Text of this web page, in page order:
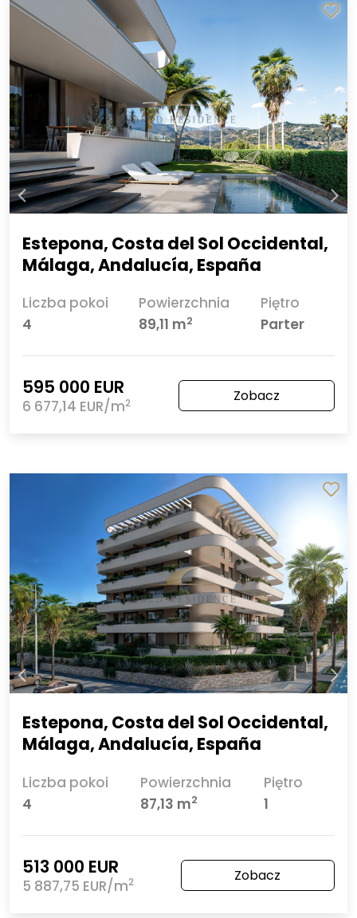
Estepona, Costa del Sol Occidental,
Málaga, Andalucía, España
Liczba pokoi
4
Powierzchnia
89,11 m2
Piętro
Parter
595 000 EUR
6 677,14 EUR/m2 Zobacz
Estepona, Costa del Sol Occidental,
Málaga, Andalucía, España
Liczba pokoi
4
Powierzchnia
87,13 m2
Piętro
1
513 000 EUR
5 887,75 EUR/m2 Zobacz